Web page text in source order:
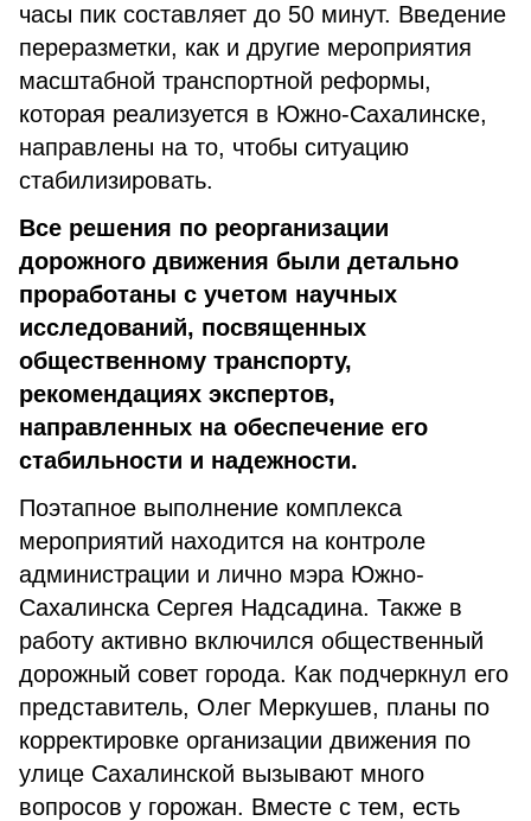
часы пик составляет до 50 минут. Введение
переразметки, как и другие мероприятия
масштабной транспортной реформы,
которая реализуется в Южно-Сахалинске,
направлены на то, чтобы ситуацию
стабилизировать.
Все решения по реорганизации
дорожного движения были детально
проработаны с учетом научных
исследований, посвященных
общественному транспорту,
рекомендациях экспертов,
направленных на обеспечение его
стабильности и надежности.
Поэтапное выполнение комплекса
мероприятий находится на контроле
администрации и лично мэра Южно-
Сахалинска Сергея Надсадина. Также в
работу активно включился общественный
дорожный совет города. Как подчеркнул его
представитель, Олег Меркушев, планы по
корректировке организации движения по
улице Сахалинской вызывают много
вопросов у горожан. Вместе с тем, есть